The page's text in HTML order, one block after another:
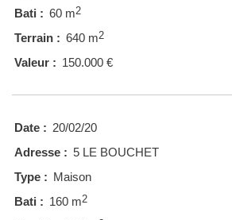
Bati : 60 m2
Terrain : 640 m2
Valeur : 150.000 €
Date : 20/02/20
Adresse : 5 LE BOUCHET
Type : Maison
Bati : 160 m2